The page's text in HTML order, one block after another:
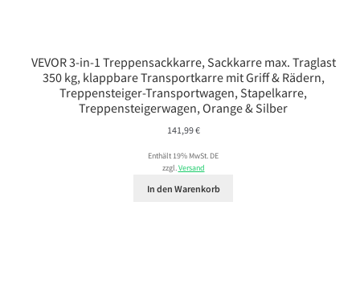
VEVOR 3-in-1 Treppensackkarre, Sackkarre max. Traglast
350 kg, klappbare Transportkarre mit Griff & Rädern,
Treppensteiger-Transportwagen, Stapelkarre,
Treppensteigerwagen, Orange & Silber
141,99€
Enthält 19% MwSt. DE
zzgl.Versand
In den Warenkorb